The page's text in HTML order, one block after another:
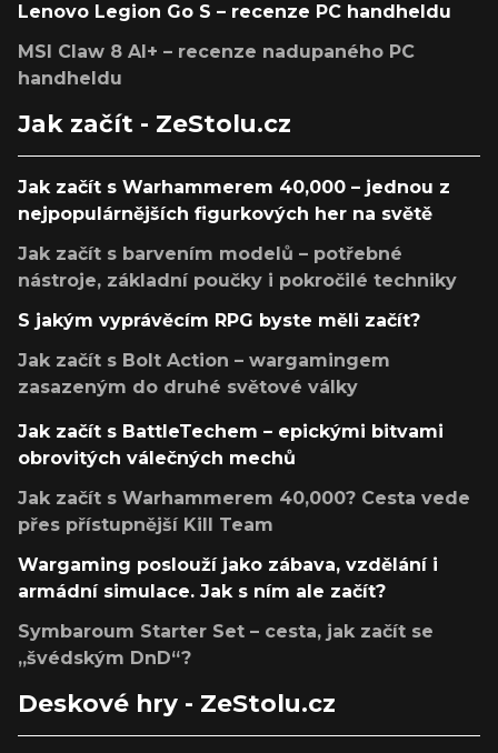
Lenovo Legion Go S – recenze PC handheldu
MSI Claw 8 AI+ – recenze nadupaného PC
handheldu
Jak začít - ZeStolu.cz
Jak začít s Warhammerem 40,000 – jednou z
nejpopulárnějších figurkových her na světě
Jak začít s barvením modelů – potřebné
nástroje, základní poučky i pokročilé techniky
S jakým vyprávěcím RPG byste měli začít?
Jak začít s Bolt Action – wargamingem
zasazeným do druhé světové války
Jak začít s BattleTechem – epickými bitvami
obrovitých válečných mechů
Jak začít s Warhammerem 40,000? Cesta vede
přes přístupnější Kill Team
Wargaming poslouží jako zábava, vzdělání i
armádní simulace. Jak s ním ale začít?
Symbaroum Starter Set – cesta, jak začít se
„švédským DnD“?
Deskové hry - ZeStolu.cz